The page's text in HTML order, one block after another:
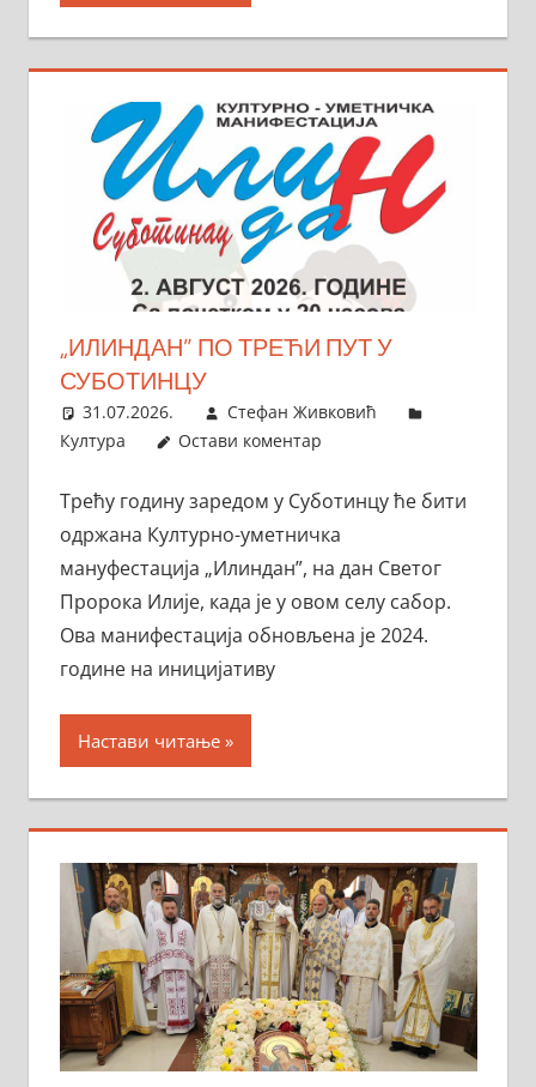
„ИЛИНДАН” ПО ТРЕЋИ ПУТ У
СУБОТИНЦУ
31.07.2026.
Стефан Живковић
Култура
Остави коментар
Трећу годину заредом у Суботинцу ће бити
одржана Културно-уметничка
мануфестација „Илиндан”, на дан Светог
Пророка Илије, када је у овом селу сабор.
Ова манифестација обновљена је 2024.
године на иницијативу
Настави читање